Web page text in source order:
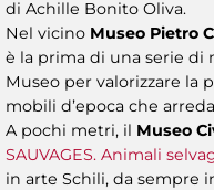
di Achille Bonito Oliva.
Nel vicino Museo Pietro
è la prima di una serie di
Museo per valorizzare la
mobili d’epoca che
A pochi metri, il Museo
SAUVAGES. Animali
in arte Schili, da sempre